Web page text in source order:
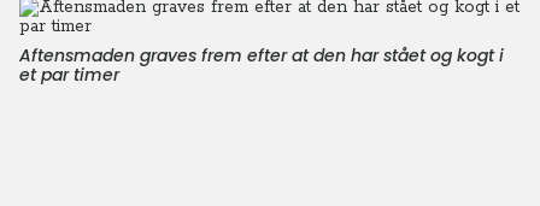
Aftensmaden graves frem efter at den har stået og kogt i
et par timer